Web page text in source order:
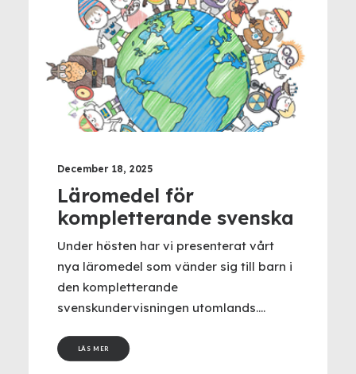
December 18, 2025
Läromedel för
kompletterande svenska
Under hösten har vi presenterat vårt
nya läromedel som vänder sig till barn i
den kompletterande
svenskundervisningen utomlands.…
LÄS MER